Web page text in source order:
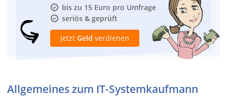
bis zu 15 Euro pro Umfrage
seriös & geprüft
Jetzt Geld verdienen
Allgemeines zum IT-Systemkaufmann